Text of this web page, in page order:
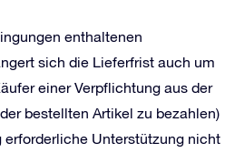
enthaltenen
sich die Lieferfrist auch um
einer Verpflichtung aus der
bestellten Artikel zu bezahlen)
erforderliche Unterstützung nicht